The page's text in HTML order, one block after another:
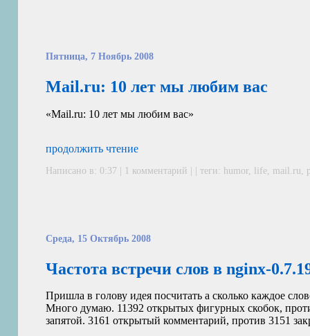
Пятница, 7 Ноябрь 2008
Mail.ru: 10 лет мы любим вас
«Mail.ru: 10 лет мы любим вас»
продолжить чтение
Написано в: 0:37 | 1 комментарий | | теги: humor, life, mail.ru,
Среда, 15 Октябрь 2008
Частота встречи слов в nginx-
Пришла в голову идея посчитать а сколько каждое
Много думаю. 11392 открытых фигурных скобок,
запятой. 3161 открытый комментарий, против 3151